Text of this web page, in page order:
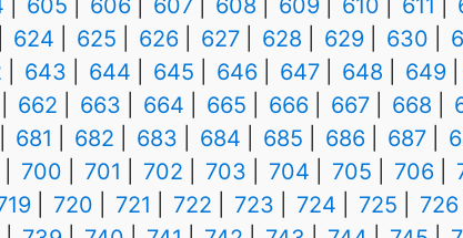
605 606 607 608 609 610 611
624
625 626 627 628 629 630
643 644 645 646 647 648 649
662
663 664 665 666 667 668
681
682 683 684 685 686 687
700
701 702 703 704 705 706
720 721 722 723 724 725 726